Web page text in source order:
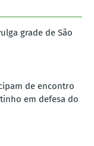
grade de São
de encontro
em defesa do